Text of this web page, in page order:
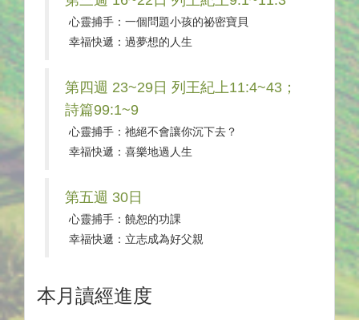
心靈捕手：一個問題小孩的祕密寶貝
幸福快遞：過夢想的人生
第四週 23~29日 列王紀上11:4~43；
詩篇99:1~9
心靈捕手：祂絕不會讓你沉下去？
幸福快遞：喜樂地過人生
第五週 30日
心靈捕手：饒恕的功課
幸福快遞：立志成為好父親
本月讀經進度